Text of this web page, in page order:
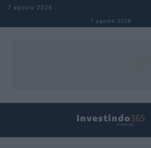
Pular para o conteúdo
7 agosto 2026
7 agosto 2026